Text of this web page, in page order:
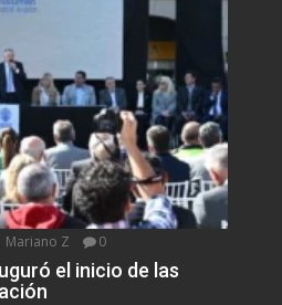
Mariano Z 0
el inicio de las